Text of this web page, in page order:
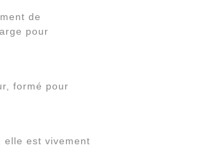
de
pour
formé pour
elle est vivement